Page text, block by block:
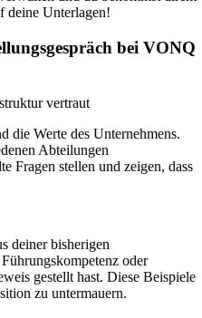
deine Unterlagen!
bei VONQ
vertraut
die Werte des Unternehmens.
Abteilungen
Fragen stellen und zeigen, dass
deiner bisherigen
oder
gestellt hast. Diese Beispiele
zu untermauern.